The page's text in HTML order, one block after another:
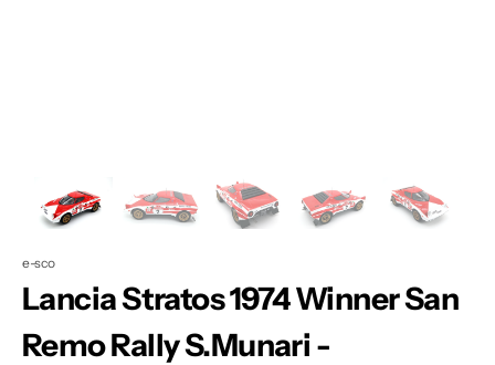
e-sco
Lancia Stratos 1974 Winner San
Remo Rally S.Munari -